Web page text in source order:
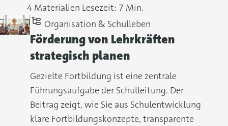
4 Materialien Lesezeit: 7 Min.
Organisation & Schulleben
Förderung von Lehrkräften
strategisch planen
Gezielte Fortbildung ist eine zentrale
Führungsaufgabe der Schulleitung. Der
Beitrag zeigt, wie Sie aus Schulentwicklung
klare Fortbildungskonzepte, transparente